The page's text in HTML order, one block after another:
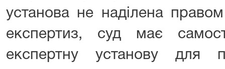
установа не наділена
експертиз, суд має
експертну установу для